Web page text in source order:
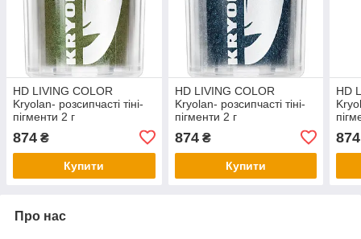
HD LIVING COLOR
Kryolan- розсипчасті тіні-
пігменти 2 г
874 ₴
Купити
HD LIVING COLOR
Kryolan- розсипчасті тіні-
пігменти 2 г
874₴
Купити
HD
874
Про нас